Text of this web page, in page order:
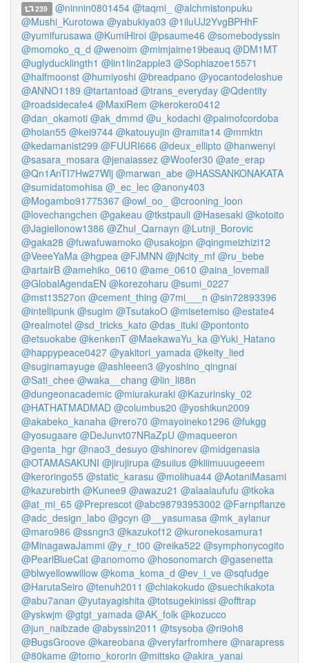
239 @ninnin0801454 @taqmi_ @alchmistonpuku
@Mushi_Kurotowa @yabukiya03 @1iluUJ2YvgBPHhF
@yumifurusawa @KumiHiroi @psaume46 @somebodyssin
@momoko_q_d @wenoim @mimjaime19beauq @DM1MT
@uglyducklingth1 @lin1lin2apple3 @Sophiazoe15571
@halfmoonst @humiyoshi @breadpano @yocantodeloshue
@ANNO1189 @tartantoad @trans_everyday @Qdentity
@roadsidecafe4 @MaxiRem @kerokero0412
@dan_okamoti @ak_dmmd @u_kodachi @palmofcordoba
@hoian55 @kei9744 @katouyujin @ramita14 @mmktn
@kedamanist299 @FUURI666 @deux_ellipto @hanwenyi
@sasara_mosara @jenaiassez @Woofer30 @ate_erap
@Qn1AnTI7Hw27Wlj @marwan_abe @HASSANKONAKATA
@sumidatomohisa @_ec_lec @anony403
@Mogambo91775367 @owl_oo_
@crooning_loon
@lovechangchen @gakeau @tkstpauli @Hasesaki @kotoito
@Jagiellonow1386 @Zhul_Qarnayn @Lutnji_Borovic
@gaka28 @fuwafuwamoko @usakojpn @qingmeizhizi12
@VeeeYaMa @hgpea @FJMNN @jNcity_mf @ru_bebe
@artairB @amehiko_0610 @ame_0610 @aina_lovemall
@GlobalAgendaEN @korezoharu @sumi_0227
@mst13527on @cement_thing @7mi___n @sin72893396
@intellipunk @sugim @TsutakoO @misetemiso @estate4
@realmotel @sd_tricks_kato @das_ituki @pontonto
@etsuokabe @kenkenT @MaekawaYu_ka @Yuki_Hatano
@happypeace0427 @yakitori_yamada @keity_lied
@suginamayuge @ashleeen3 @yoshino_qingnai
@Sati_chee @waka__chang @lin_li88n
@dungeonacademic @miurakuraki @Kazurinsky_02
@HATHATMADMAD @columbus20 @yoshikun2009
@akabeko_kanaha @rero70 @mayoineko1296 @fukgg
@yosugaare @DeJunvt07NRaZpU @maqueeron
@genta_hgr @nao3_desuyo @shinorev @midgenasia
@OTAMASAKUNI @jirujirupa @suiius @kiiimuuugeeem
@keroringo55 @static_karasu @molihua44 @AotaniMasami
@kazurebirth @Kunee9 @awazu21 @alaalaufufu @tkoka
@at_mi_65 @Preprescot @abc98793953002 @Farnpflanze
@adc_design_labo @gcyn @__yasumasa @mk_aylanur
@maro986 @ssngn3 @kazukof12 @kuronekosamura1
@MinagawaJammi @y_r_t00 @reika522 @symphonycogito
@PearlBlueCat @anomomo @hosonomarch @gasenetta
@blwyellowwillow @koma_koma_d @ev_i_ve @sqfudge
@HarutaSeiro @tenuh2011 @chiakokudo @suechikakota
@abu7anan @yutayagishita @totsugekinissi @offtrap
@yskwjm @gtgt_yamada @AK_folk @kozucco
@jun_naibzade @abyssin2011 @tsysoba @ri9oh8
@BugsGroove @kareobana @veryfarfromhere @narapress
@80kame @tomo_kororin @mittsko @akira_yanai